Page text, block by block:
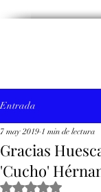
Entrada
Gracias
'Cucho'
7 may 2019 1 min de lectura
Obtuvo NaN de